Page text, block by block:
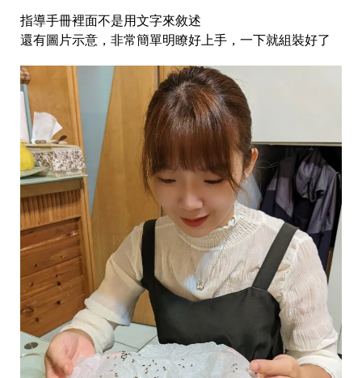
指導手冊裡面不是用文字來敘述
還有圖片示意，非常簡單明瞭好上手，一下就組裝好了